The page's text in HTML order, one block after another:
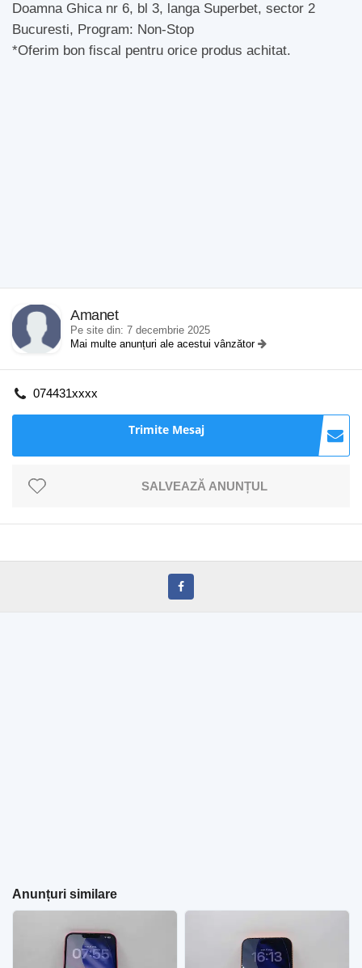
Doamna Ghica nr 6, bl 3, langa Superbet, sector 2
Bucuresti, Program: Non-Stop
*Oferim bon fiscal pentru orice produs achitat.
Amanet
Pe site din: 7 decembrie 2025
Mai multe anunțuri ale acestui vânzător
074431xxxx
Trimite Mesaj
SALVEAZĂ ANUNȚUL
Anunțuri similare